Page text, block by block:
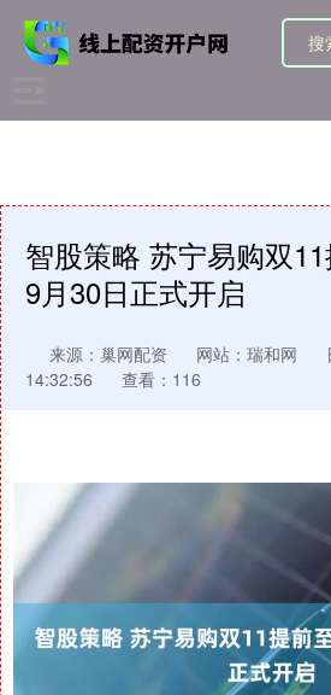
智股策略 苏宁易购双11
9月30日正式开启
来源：巢网配资 网站：瑞和网
14:32:56
查看：116